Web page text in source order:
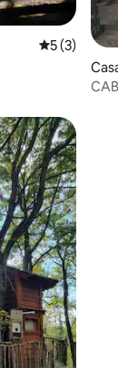
5 de uma
5 (3)
la